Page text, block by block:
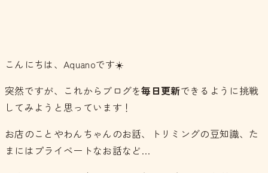
こんにちは、Aquanoです☀️
突然ですが、これからブログを毎日更新できるように挑戦
してみようと思っています！
お店のことやわんちゃんのお話、トリミングの豆知識、た
まにはプライベートなお話など…